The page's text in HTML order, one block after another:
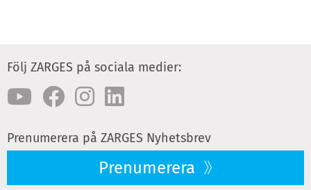
Följ ZARGES på sociala medier:
Prenumerera på ZARGES Nyhetsbrev
Prenumerera